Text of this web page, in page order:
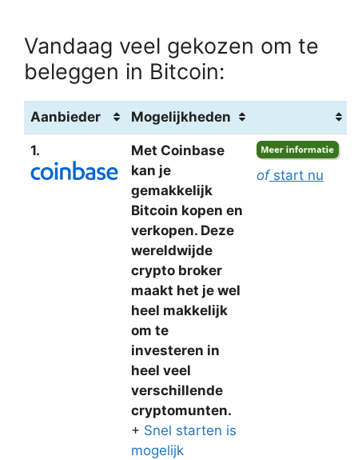
Vandaag veel gekozen om te
beleggen in Bitcoin:
Aanbieder Mogelijkheden
1.
Met Coinbase
kan je
gemakkelijk
Bitcoin kopen en
verkopen. Deze
wereldwijde
crypto broker
maakt het je wel
heel makkelijk
om te
investeren in
heel veel
verschillende
cryptomunten.
+ Snel starten is
mogelijk
ofstart nu